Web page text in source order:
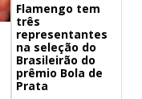
Flamengo tem
três
representantes
na seleção do
Brasileirão do
prêmio Bola de
Prata